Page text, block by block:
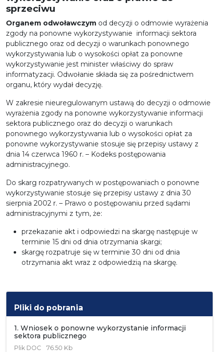
sprzeciwu
Organem odwoławczym od decyzji o odmowie wyrażenia
zgody na ponowne wykorzystywanie informacji sektora
publicznego oraz od decyzji o warunkach ponownego
wykorzystywania lub o wysokości opłat za ponowne
wykorzystywanie jest minister właściwy do spraw
informatyzacji. Odwołanie składa się za pośrednictwem
organu, który wydał decyzję.
W zakresie nieuregulowanym ustawą do decyzji o odmowie
wyrażenia zgody na ponowne wykorzystywanie informacji
sektora publicznego oraz do decyzji o warunkach
ponownego wykorzystywania lub o wysokości opłat za
ponowne wykorzystywanie stosuje się przepisy ustawy z
dnia 14 czerwca 1960 r. – Kodeks postępowania
administracyjnego.
Do skarg rozpatrywanych w postępowaniach o ponowne
wykorzystywanie stosuje się przepisy ustawy z dnia 30
sierpnia 2002 r. – Prawo o postępowaniu przed sądami
administracyjnymi z tym, że:
przekazanie akt i odpowiedzi na skargę następuje w
terminie 15 dni od dnia otrzymania skargi;
skargę rozpatruje się w terminie 30 dni od dnia
otrzymania akt wraz z odpowiedzią na skargę.
Pliki do pobrania
1. Wniosek o ponowne wykorzystanie informacji
sektora publicznego
Plik DOC 76.50 Kb